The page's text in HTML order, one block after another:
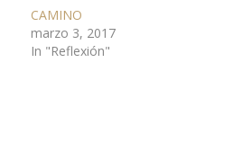
CAMINO
marzo 3, 2017
In "Reflexión"